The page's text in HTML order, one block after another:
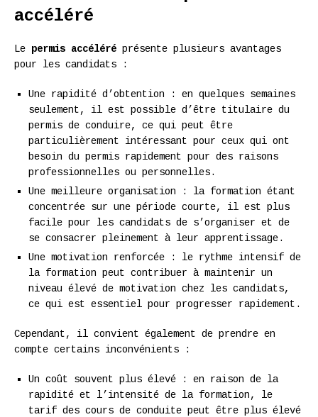
accéléré
Le permis accéléré présente plusieurs avantages
pour les candidats :
Une rapidité d’obtention : en quelques semaines
seulement, il est possible d’être titulaire du
permis de conduire, ce qui peut être
particulièrement intéressant pour ceux qui ont
besoin du permis rapidement pour des raisons
professionnelles ou personnelles.
Une meilleure organisation : la formation étant
concentrée sur une période courte, il est plus
facile pour les candidats de s’organiser et de
se consacrer pleinement à leur apprentissage.
Une motivation renforcée : le rythme intensif de
la formation peut contribuer à maintenir un
niveau élevé de motivation chez les candidats,
ce qui est essentiel pour progresser rapidement.
Cependant, il convient également de prendre en
compte certains inconvénients :
Un coût souvent plus élevé : en raison de la
rapidité et l’intensité de la formation, le
tarif des cours de conduite peut être plus élevé